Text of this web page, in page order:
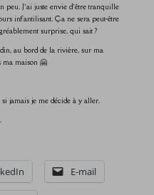
peu. J’ai juste envie d’être tranquille
infantilisant. Ça ne sera peut-être
surprise, qui sait ?
au bord de la rivière, sur ma
ma maison 🤗
si jamais je me décide à y aller.
E-mail